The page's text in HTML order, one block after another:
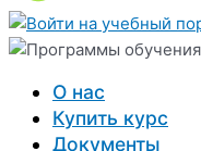
О нас
Купить курс
Документы